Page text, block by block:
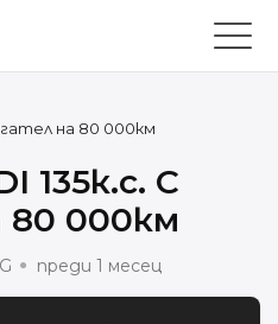
на 80 000км
135к.с. С
000км
преди 1 месец